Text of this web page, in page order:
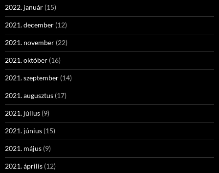
2022. január (15)
2021. december (12)
2021. november (22)
2021. október (16)
2021. szeptember (14)
2021. augusztus (17)
2021. július (9)
2021. június (15)
2021. május (9)
2021. április (12)